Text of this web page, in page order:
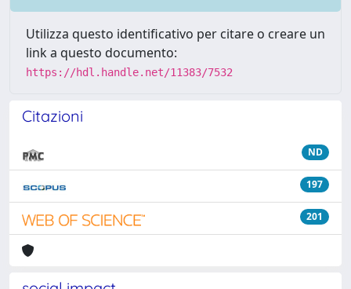
Utilizza questo identificativo per citare o creare un
link a questo documento:
https://hdl.handle.net/11383/7532
Citazioni
ND
197
201